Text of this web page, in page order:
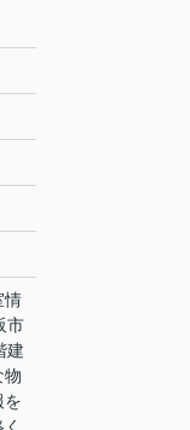
情
市
建
物
を